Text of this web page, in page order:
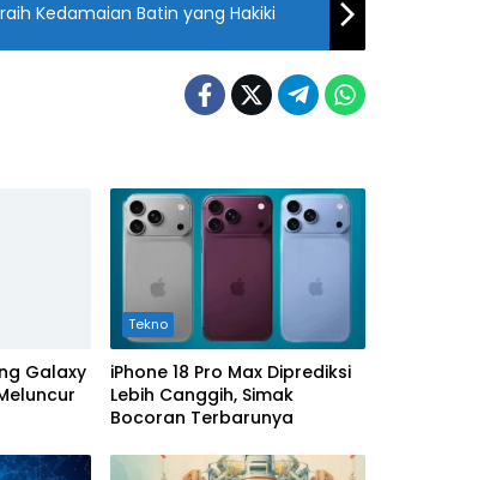
Kedamaian Batin yang Hakiki
Galaxy
Tekno
iPhone 18 Pro Max Diprediksi
Lebih Canggih, Simak
Bocoran Terbarunya